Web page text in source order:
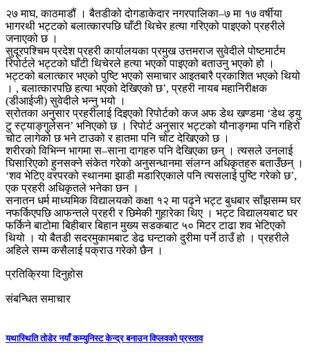
२७ माघ, काठमाडौं । बैतडीको दोगडाकेदार नगरपालिका–७ मा १७ वर्षीया
भागरथी भट्टको बलात्कारपछि घाँटी थिचेर हत्या गरिएको पाइएको प्रहरीले
जनाएको छ ।
सुदूरपश्चिम प्रदेश प्रहरी कार्यालयका प्रमुख उत्तमराज सुवेदीले पोष्टमार्टम
रिपोर्टले भट्टको घाँटी थिचेरले हत्या भएको पाइएको बताउनु भएको हो ।
भट्टको बलात्कार भएको पुष्टि भएको समाचार आइतबारै प्रकाशित भएको थियो
। , बलात्कारपछि हत्या भएको देखिएको छ’, प्रहरी नायब महानिरीक्षक
(डीआईजी) सुवेदीले भन्नु भयो ।
स्रोतका अनुसार प्रहरीलाई दिइएको रिपोर्टको कज अफ डेथ खण्डमा ‘डेथ ड्यु
टु स्ट्याङ्गुलेसन’ भनिएको छ । रिपोर्ट अनुसार भट्टको यौनाङ्गमा पनि गहिरो
चोट लागेको छ भने टाउको र हातमा पनि चोट देखिएको छ ।
शरीरको विभिन्न भागमा स–साना दागहरु पनि देखिएका छन् । त्यसले उनलाई
घिसारिएको हुनसक्ने संकेत गरेको अनुसन्धानमा संलग्न अधिकृतहरु बताउँछन् ।
‘शव भेटिए वरपरको स्थानमा झाडी मडारिएकाले पनि त्यसलाई पुष्टि गरेको छ’,
एक प्रहरी अधिकृतले भनेका छन ।
सनातन धर्म माध्यमिक विद्यालयको कक्षा १२ मा पढ्ने भट्ट बुधबार साँझसम्म घर
नफर्किएपछि आफन्तले प्रहरी र छिमेकी गुहारेका थिए । भट्ट विद्यालयबाट घर
फर्किने बाटोमा बिहीबार बिहान मुख्य सडकबाट ५० मिटर टाढा शव भेटिएको
थियो । यो बैतडी सदरमुकामबाट डेढ घन्टाको दुरीमा पर्ने ठाउँ हो । प्रहरीले
अहिले सम्म कसैलाई पक्राउ गरेको छैन ।
प्रतिक्रिया दिनुहोस
संबन्धित समाचार
यथास्थिति तोडेर नयाँ कम्युनिस्ट केन्द्र बनाउन विप्लवको प्रस्ताव